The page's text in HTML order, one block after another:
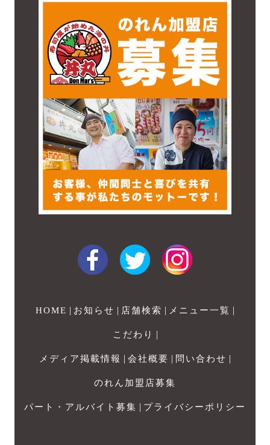
HOME | お知らせ | 店舗検索 | メニュー一覧 |
こだわり |
メディア掲載情報 | 会社概要 | 問い合わせ |
のれん加盟店募集
パート・アルバイト募集 | プライバシーポリシー